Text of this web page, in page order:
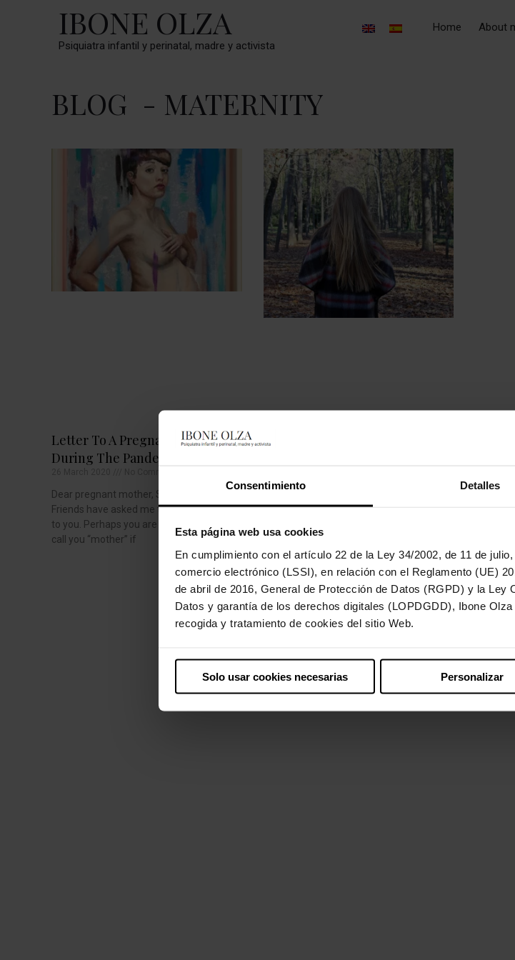
Consentimiento Detalles
Esta página web usa cookies
En cumplimiento con el artículo 22 de la Ley 34/2002, de 11 de
comercio electrónico (LSSI), en relación con el Reglamento (UE)
de abril de 2016, General de Protección de Datos (RGPD) y la Ley
Datos y garantía de los derechos digitales (LOPDGDD), Ibone
recogida y tratamiento de cookies del sitio Web.
Solo usar cookies necesarias Personalizar
IBONE OLZA
Psiquiatra infantil y perinatal, madre y activista
Home About
BLOG - MATERNITY
Letter To A Pregnant Mother
During The Pandemic
Dear pregnant mother, Several close
Friends have asked me to write this letter
to you. Perhaps you are surprised that I
call you “mother” if
14 June 2018
Translated by Peter Hicks. At the
giving birth to her second child, Aurora fell
to the ground from